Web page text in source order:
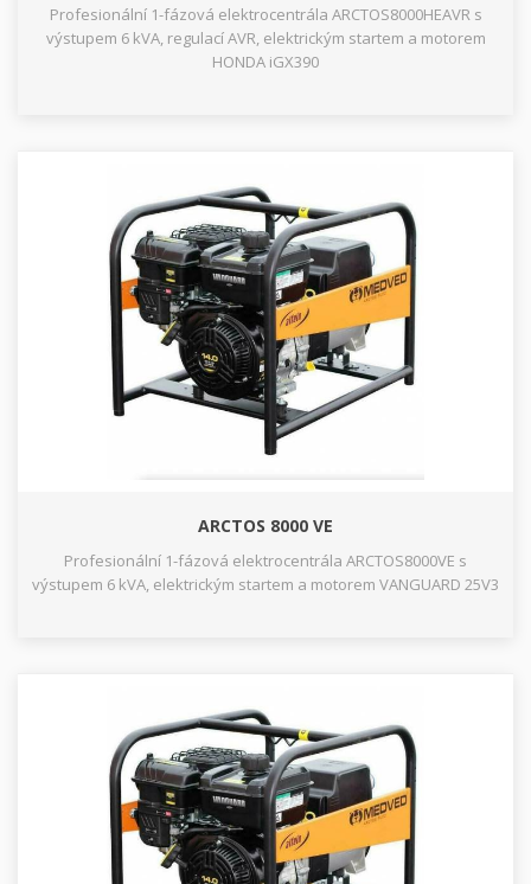
Profesionální 1-fázová elektrocentrála ARCTOS8000HEAVR s
výstupem 6 kVA, regulací AVR, elektrickým startem a motorem
HONDA iGX390
ARCTOS 8000 VE
Profesionální 1-fázová elektrocentrála ARCTOS8000VE s
výstupem 6 kVA, elektrickým startem a motorem VANGUARD 25V3